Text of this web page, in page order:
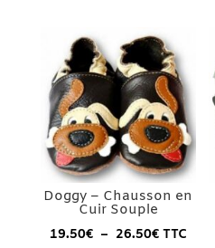
19.50€
à
28.50€
Doggy – Chausson en
Cuir Souple
19.50€ – 26.50€Plage
TTC